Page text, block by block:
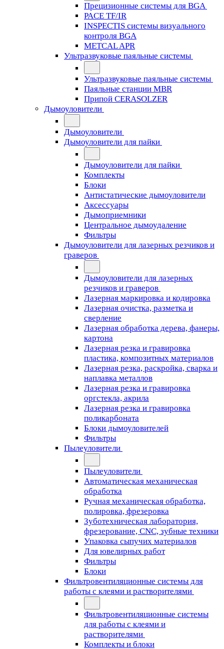
Прецизионные системы для BGA
PACE TF/IR
INSPECTIS системы визуального
контроля BGA
METCAL APR
Ультразвуковые паяльные системы
Ультразвуковые паяльные системы
Паяльные станции MBR
Припой CERASOLZER
Дымоуловители
Дымоуловители
Дымоуловители для пайки
Дымоуловители для пайки
Комплекты
Блоки
Антистатические дымоуловители
Аксессуары
Дымоприемники
Центральное дымоудаление
Фильтры
Дымоуловители для лазерных резчиков и
граверов
Дымоуловители для лазерных
резчиков и граверов
Лазерная маркировка и кодировка
Лазерная очистка, разметка и
сверление
Лазерная обработка дерева, фанеры,
картона
Лазерная резка и гравировка
пластика, композитных материалов
Лазерная резка, раскройка, сварка и
наплавка металлов
Лазерная резка и гравировка
оргстекла, акрила
Лазерная резка и гравировка
поликарбоната
Блоки дымоуловителей
Фильтры
Пылеуловители
Пылеуловители
Автоматическая механическая
обработка
Ручная механическая обработка,
полировка, фрезеровка
Зуботехническая лаборатория,
фрезерование, CNC, зубные техники
Упаковка сыпучих материалов
Для ювелирных работ
Фильтры
Блоки
Фильтровентиляционные системы для
работы с клеями и растворителями
Фильтровентиляционные системы
для работы с клеями и
растворителями
Комплекты и блоки